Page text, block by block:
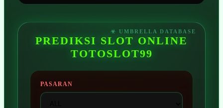
PREDIKSI SLOT ONLINE
TOTOSLOT99
PASARAN